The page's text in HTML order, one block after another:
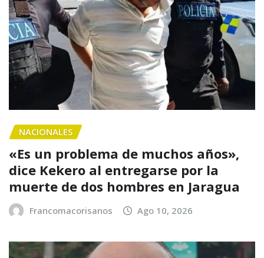
NACIONALES
«Es un problema de muchos años»,
dice Kekero al entregarse por la
muerte de dos hombres en Jaragua
Francomacorisanos Ago 10, 2026